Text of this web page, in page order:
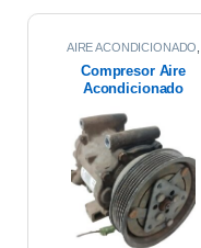
AIRE ACONDICIONADO
Compresor Aire
Acondicionado
K4m 2013